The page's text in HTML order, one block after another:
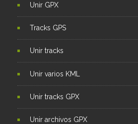
Unir GPX
Tracks GPS
Unir tracks
Unir varios KML
Unir tracks GPX
Unir archivos GPX